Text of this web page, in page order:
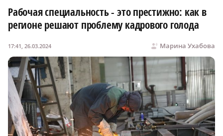
Рабочая специальность - это престижно: как в
регионе решают проблему кадрового голода
Марина Ухабова
17:41, 26.03.2024